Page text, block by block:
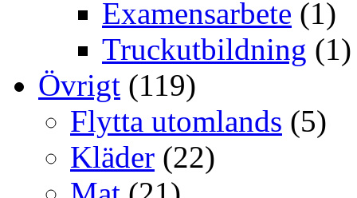
Examensarbete (1)
Truckutbildning (1)
Övrigt (119)
Flytta utomlands (5)
Kläder (22)